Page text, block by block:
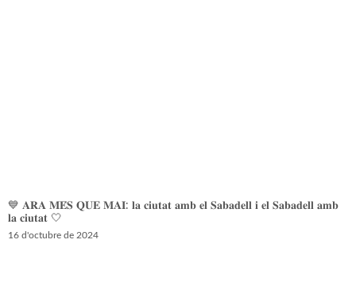
💙 𝐀𝐑𝐀 𝐌𝐄́𝐒 𝐐𝐔𝐄 𝐌𝐀𝐈: 𝐥𝐚 𝐜𝐢𝐮𝐭𝐚𝐭 𝐚𝐦𝐛 𝐞𝐥 𝐒𝐚𝐛𝐚𝐝𝐞𝐥𝐥 𝐢 𝐞𝐥 𝐒𝐚𝐛𝐚𝐝𝐞𝐥𝐥 𝐚𝐦𝐛
𝐥𝐚 𝐜𝐢𝐮𝐭𝐚𝐭 🤍
16 d'octubre de 2024